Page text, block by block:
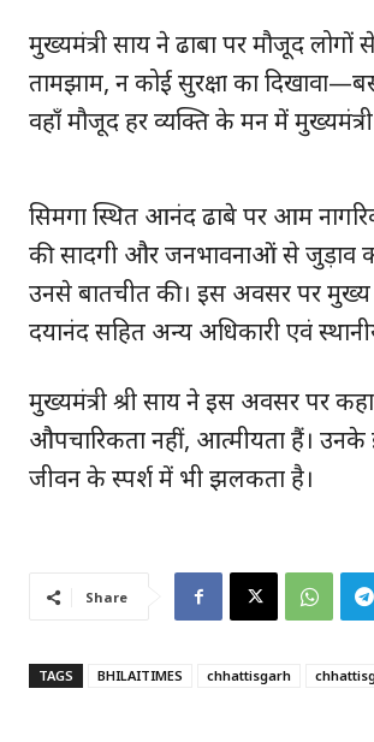
मुख्यमंत्री साय ने ढाबा पर मौजूद
तामझाम, न कोई सुरक्षा का
वहाँ मौजूद हर व्यक्ति के मन में
सिमगा स्थित आनंद ढाबे पर आम
की सादगी और जनभावनाओं से जुड़ाव
उनसे बातचीत की। इस अवसर पर
दयानंद सहित अन्य अधिकारी एवं
मुख्यमंत्री श्री साय ने इस अवसर पर
औपचारिकता नहीं, आत्मीयता हैं।
जीवन के स्पर्श में भी झलकता है।
Share
TAGS BHILAITIMES chhattisgarh